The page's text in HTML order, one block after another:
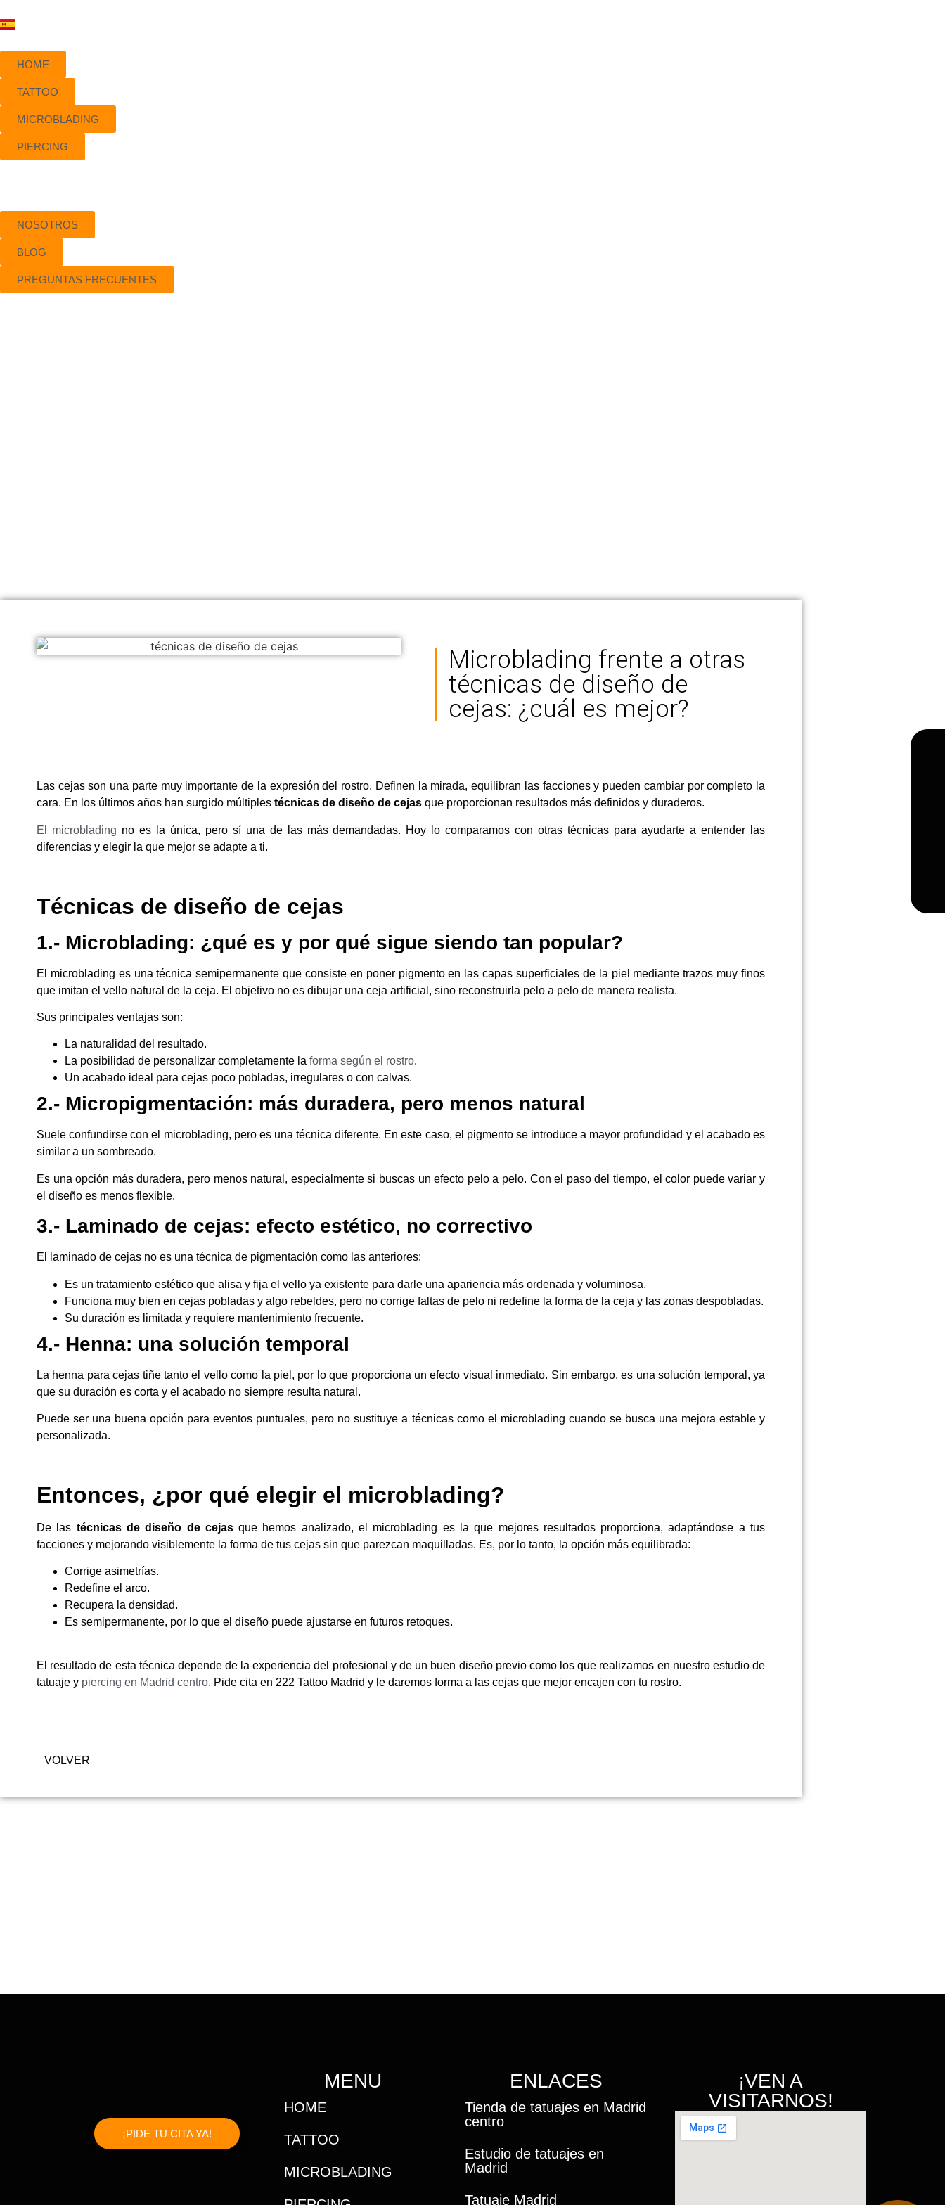
HOME
TATTOO
MICROBLADING
PIERCING
NOSOTROS
BLOG
PREGUNTAS FRECUENTES
Microblading frente a otras
técnicas de diseño de
cejas: ¿cuál es mejor?
Las cejas son una parte muy importante de la expresión del rostro. Definen la mirada, equilibran las facciones y pueden cambiar por completo la
cara. En los últimos años han surgido múltiples técnicas de diseño de cejas que proporcionan resultados más definidos y duraderos.
El microblading no es la única, pero sí una de las más demandadas. Hoy lo comparamos con otras técnicas para ayudarte a entender las
diferencias y elegir la que mejor se adapte a ti.
Técnicas de diseño de cejas
1.- Microblading: ¿qué es y por qué sigue siendo tan popular?
El microblading es una técnica semipermanente que consiste en poner pigmento en las capas superficiales de la piel mediante trazos muy finos
que imitan el vello natural de la ceja. El objetivo no es dibujar una ceja artificial, sino reconstruirla pelo a pelo de manera realista.
Sus principales ventajas son:
La naturalidad del resultado.
La posibilidad de personalizar completamente la forma según el rostro.
Un acabado ideal para cejas poco pobladas, irregulares o con calvas.
2.- Micropigmentación: más duradera, pero menos natural
Suele confundirse con el microblading, pero es una técnica diferente. En este caso, el pigmento se introduce a mayor profundidad y el acabado es
similar a un sombreado.
Es una opción más duradera, pero menos natural, especialmente si buscas un efecto pelo a pelo. Con el paso del tiempo, el color puede variar y
el diseño es menos flexible.
3.- Laminado de cejas: efecto estético, no correctivo
El laminado de cejas no es una técnica de pigmentación como las anteriores:
Es un tratamiento estético que alisa y fija el vello ya existente para darle una apariencia más ordenada y voluminosa.
Funciona muy bien en cejas pobladas y algo rebeldes, pero no corrige faltas de pelo ni redefine la forma de la ceja y las zonas despobladas.
Su duración es limitada y requiere mantenimiento frecuente.
4.- Henna: una solución temporal
La henna para cejas tiñe tanto el vello como la piel, por lo que proporciona un efecto visual inmediato. Sin embargo, es una solución temporal, ya
que su duración es corta y el acabado no siempre resulta natural.
Puede ser una buena opción para eventos puntuales, pero no sustituye a técnicas como el microblading cuando se busca una mejora estable y
personalizada.
Entonces, ¿por qué elegir el microblading?
De las técnicas de diseño de cejasque hemos analizado, el microblading es la que mejores resultados proporciona, adaptándose a tus
facciones y mejorando visiblemente la forma de tus cejas sin que parezcan maquilladas. Es, por lo tanto, la opción más equilibrada:
Corrige asimetrías.
Redefine el arco.
Recupera la densidad.
Es semipermanente, por lo que el diseño puede ajustarse en futuros retoques.
El resultado de esta técnica depende de la experiencia del profesional y de un buen diseño previo como los que realizamos en nuestro estudio de
tatuaje y piercing en Madrid centro. Pide cita en 222 Tattoo Madrid y le daremos forma a las cejas que mejor encajen con tu rostro.
VOLVER
¡PIDE TU CITA YA!
MENU
HOME
TATTOO
MICROBLADING
¡VEN A
VISITARNOS!
ENLACES
Tienda de tatuajes en Madrid
centro
Estudio de tatuajes en
Madrid
Tatuaje Madrid